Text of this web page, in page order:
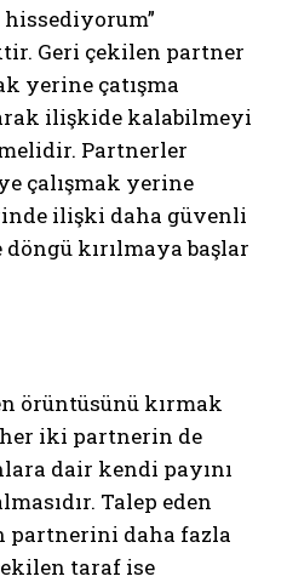
OL
onaylıyorum.
Geri çekilen partner
yerine çatışma
ilişkide kalabilmeyi
Partnerler
çalışmak yerine
ilişki daha güvenli
kırılmaya başlar
örüntüsünü kırmak
iki partnerin de
dair kendi payını
Talep eden
partnerini daha fazla
taraf ise